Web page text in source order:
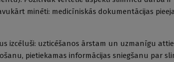
minēti: medicīniskās dokumentācijas
izcēluši: uzticēšanos ārstam un uzmanīgu
pietiekamas informācijas sniegšanu par